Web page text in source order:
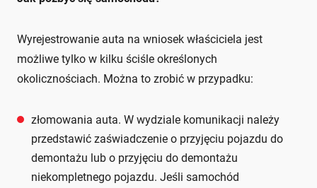
Wyrejestrowanie auta na wniosek właściciela jest
możliwe tylko w kilku ściśle określonych
okolicznościach. Można to zrobić w przypadku:
złomowania auta. W wydziale komunikacji należy
przedstawić zaświadczenie o przyjęciu pojazdu do
demontażu lub o przyjęciu do demontażu
niekompletnego pojazdu. Jeśli samochód